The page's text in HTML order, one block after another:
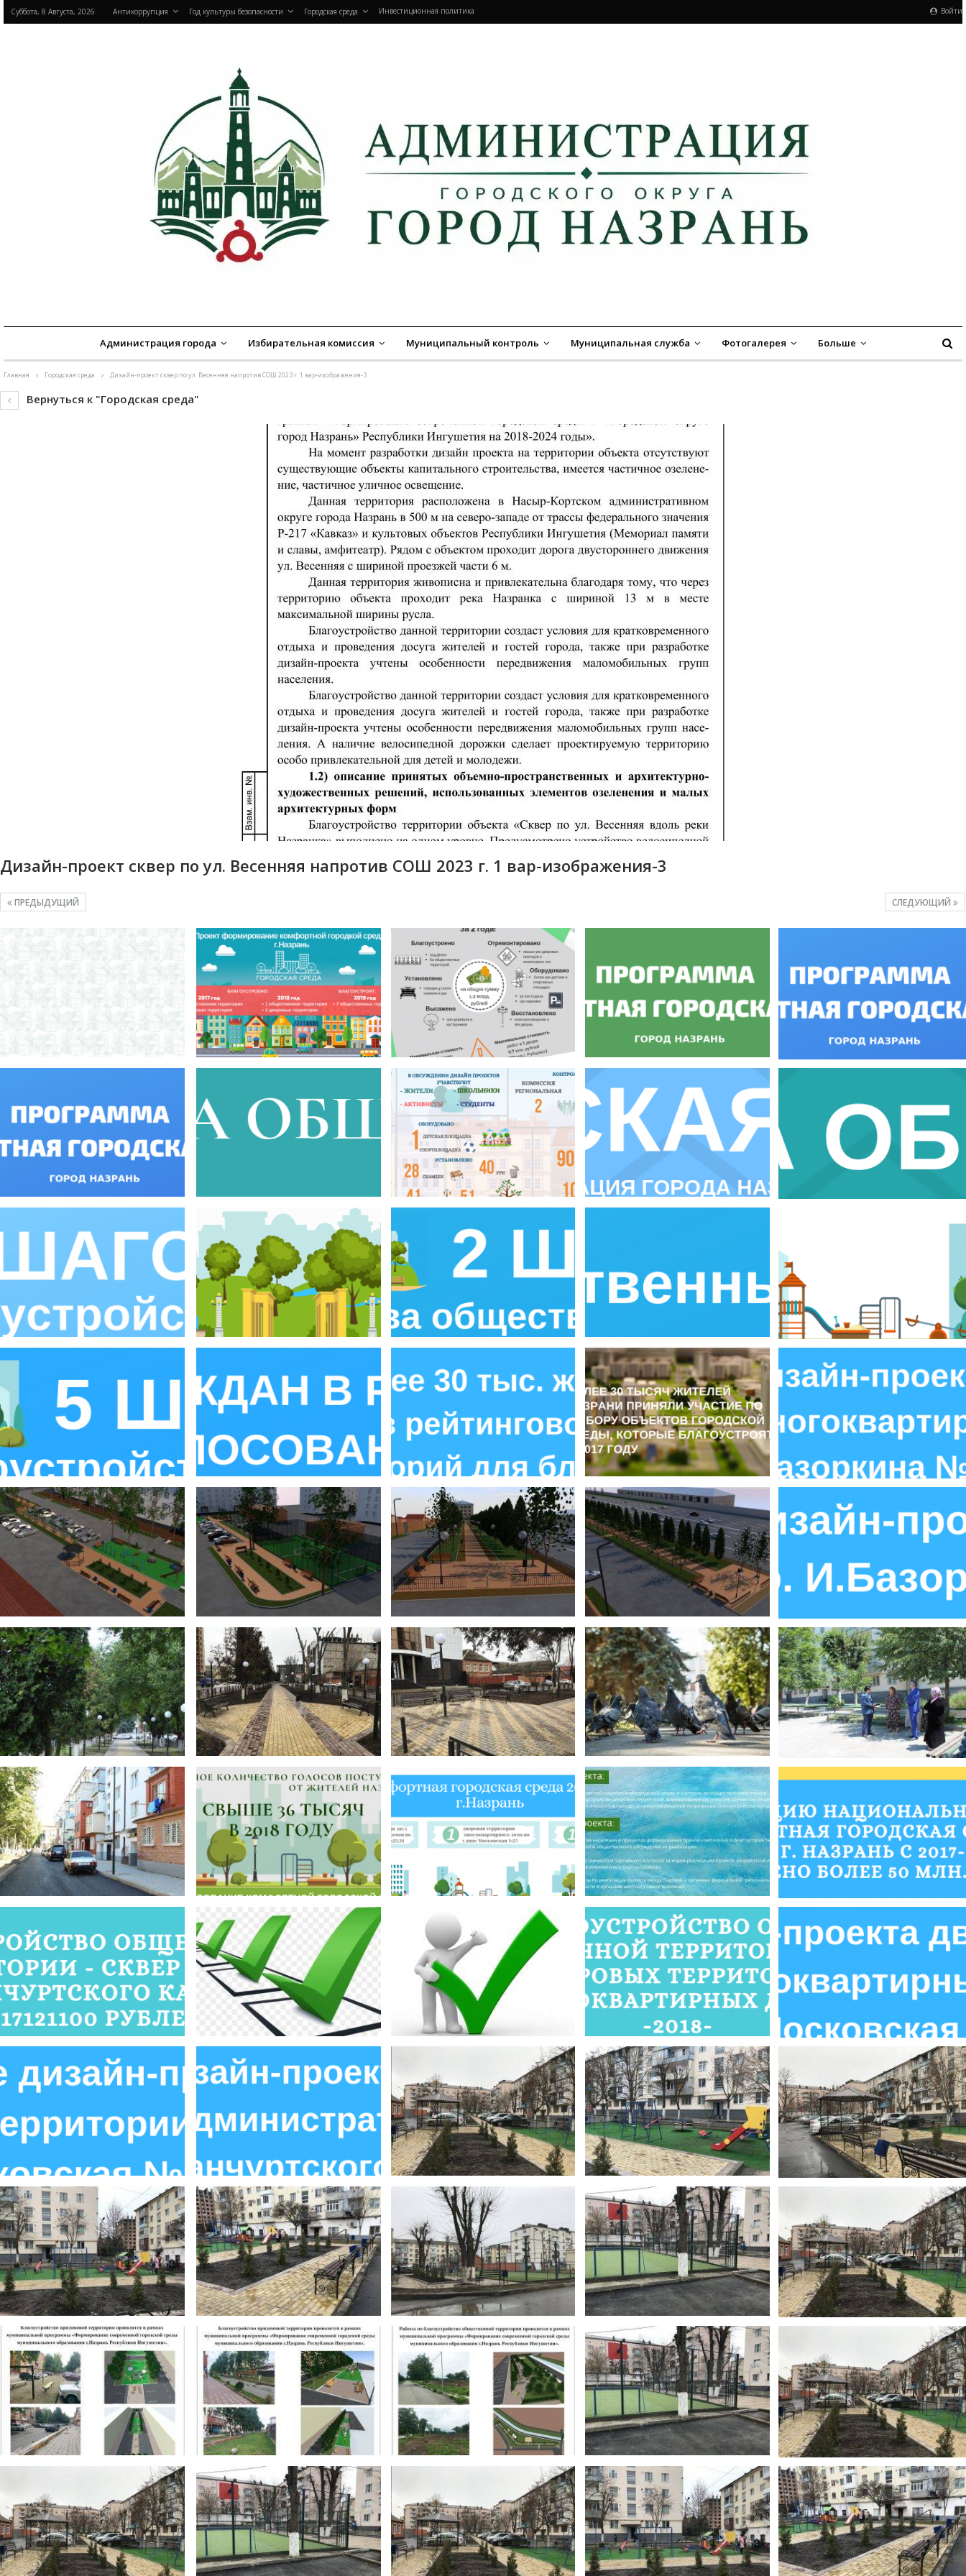
Войти
Суббота, 8 Августа, 2026 Антикоррупция Год культуры безопасности Городская среда Инвестиционная политика
Администрация города Избирательная комиссия Муниципальный контроль Муниципальная служба Фотогалерея Больше
Главная Городская среда Дизайн-проект сквер по ул. Весенняя напротив СОШ 2023 г. 1 вар-изображения-3
Вернуться к "Городская среда"
Дизайн-проект сквер по ул. Весенняя напротив СОШ 2023 г. 1 вар-изображения-3
СЛЕДУЮЩИЙ
ПРЕДЫДУЩИЙ